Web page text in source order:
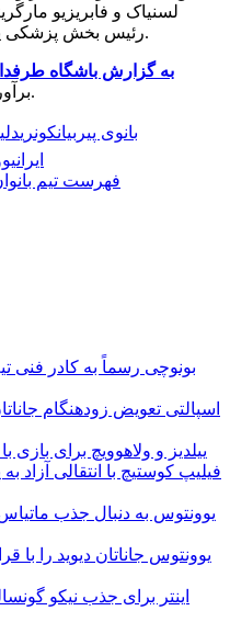
لسنیاک و فابریزیو
رئیس بخش پزشکی یوونتوس انجام شد موفقیت آمیز بود.
به گزارش باشگاه
برآورد شده برای وی حدود سه ماه است.
بانوی پیر بیانکونری
ایران
فهرست تیم
بونوچی رسماً به کادر فنی
اسپالتی تعویض زودهنگام
ییلدیز و ولاهوویچ برای بازی با
فیلیپ کوستیچ با انتقالی
یوونتوس به دنبال جذب ماتیاس
یوونتوس جاناتان دیوید را با
اینتر برای جذب نیکو